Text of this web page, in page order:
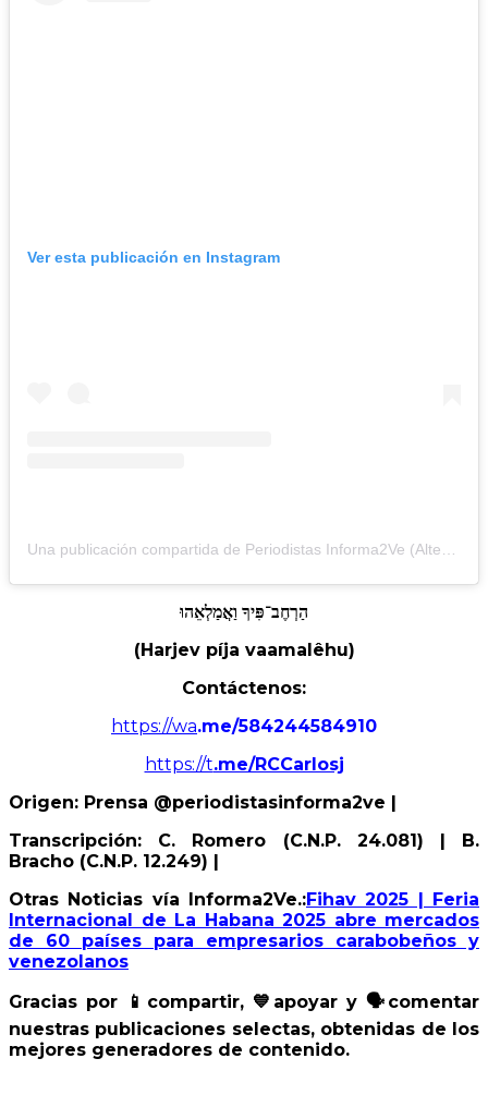
Ver esta publicación en Instagram
הַרְחֶב־פִּיךָ וַאֲמַלְאֵהוּ
(Harjev píja vaamalêhu)
Contáctenos:
https://wa.me/584244584910
https://t.me/RCCarlosj
Origen: Prensa @periodistasinforma2ve |
Transcripción: C. Romero (C.N.P. 24.081) | B.
Bracho (C.N.P. 12.249) |
Otras Noticias vía Informa2Ve.:Fihav 2025 | Feria
Internacional de La Habana 2025 abre mercados
de 60 países para empresarios carabobeños y
venezolanos
Gracias por
📱 compartir, 💙 apoyar y 🗣 ️comentar
nuestras publicaciones selectas, obtenidas de los
mejores generadores de contenido.